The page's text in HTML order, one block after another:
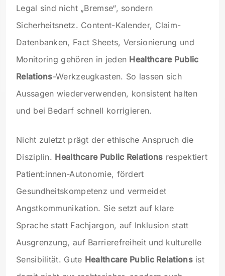
Legal sind nicht „Bremse“, sondern
Sicherheitsnetz. Content-Kalender, Claim-
Datenbanken, Fact Sheets, Versionierung und
Monitoring gehören in jeden Healthcare Public
Relations-Werkzeugkasten. So lassen sich
Aussagen wiederverwenden, konsistent halten
und bei Bedarf schnell korrigieren.
Nicht zuletzt prägt der ethische Anspruch die
Disziplin. Healthcare Public Relations respektiert
Patient:innen-Autonomie, fördert
Gesundheitskompetenz und vermeidet
Angstkommunikation. Sie setzt auf klare
Sprache statt Fachjargon, auf Inklusion statt
Ausgrenzung, auf Barrierefreiheit und kulturelle
Sensibilität. Gute Healthcare Public Relationsist